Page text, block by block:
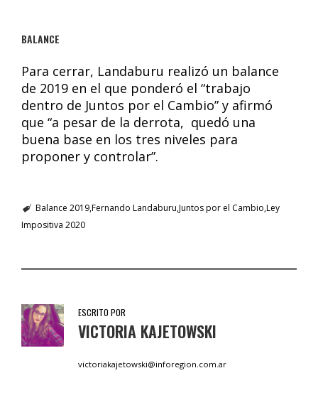
BALANCE
Para cerrar, Landaburu realizó un balance
de 2019 en el que ponderó el “trabajo
dentro de Juntos por el Cambio” y afirmó
que “a pesar de la derrota, quedó una
buena base en los tres niveles para
proponer y controlar”.
Balance 2019Fernando Landaburu Juntos por el Cambio Ley
Impositiva 2020
ESCRITO POR
VICTORIA KAJETOWSKI
victoriakajetowski@inforegion.com.ar